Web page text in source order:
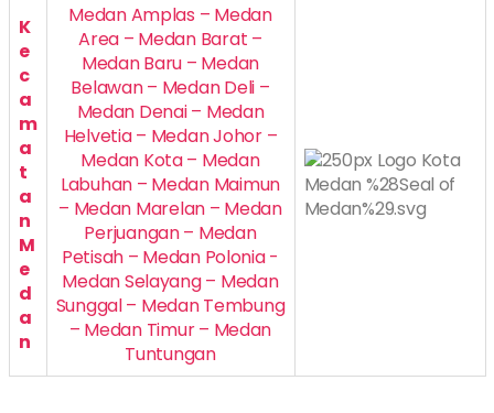
K
e
c
a
m
a
t
a
n
M
e
d
a
n
Medan Amplas – Medan
Area – Medan Barat –
Medan Baru – Medan
Belawan – Medan Deli –
Medan Denai – Medan
Helvetia – Medan Johor –
Medan Kota – Medan
Labuhan – Medan Maimun
– Medan Marelan – Medan
Perjuangan – Medan
Petisah – Medan Polonia -
Medan Selayang – Medan
Sunggal – Medan Tembung
– Medan Timur – Medan
Tuntungan